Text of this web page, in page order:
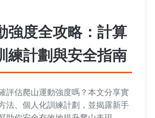
強度全攻略：計算
練計劃與安全指南
評估爬山運動強度嗎？本文分享實
法、個人化訓練計劃，並揭露新手